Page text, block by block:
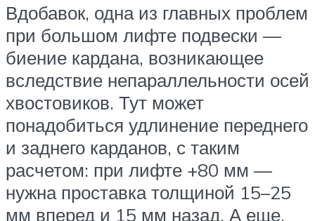
Вдобавок, одна из главных проблем
при большом лифте подвески —
биение кардана, возникающее
вследствие непараллельности осей
хвостовиков. Тут может
понадобиться удлинение переднего
и заднего карданов, с таким
расчетом: при лифте +80 мм —
нужна проставка толщиной 15–25
мм вперед и 15 мм назад. А еще,